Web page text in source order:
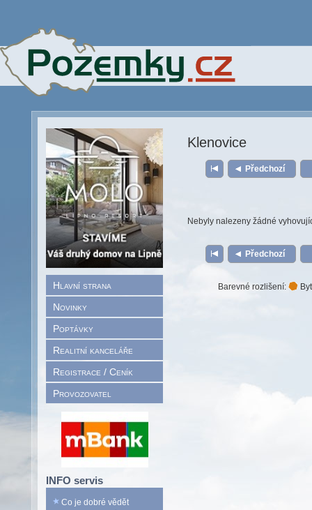
Hlavní strana
Novinky
Poptávky
Realitní kanceláře
Registrace / Ceník
Provozovatel
INFO servis
Co je dobré vědět
Klenovice
Předchozí
Nebyly nalezeny žádné
Předchozí
Barevné rozlišení: